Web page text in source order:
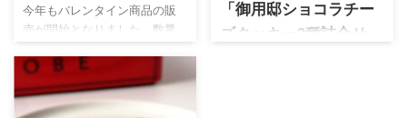
今年もバレンタイン商品の販
売が開始となりました。数量
限定など人気ブランドは品切
れも早いので要チェック！今
年はピンクを基調としたショ
コラやインスタ映え特集など
「御用邸ショコラチー
ズクッキー2種詰合せ」